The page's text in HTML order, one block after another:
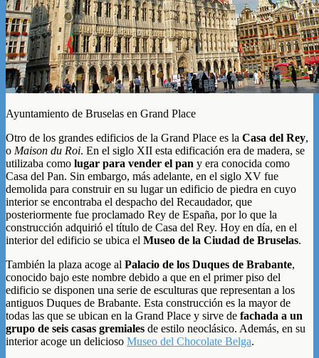
Ayuntamiento de Bruselas en Grand Place
Otro de los grandes edificios de la Grand Place es la Casa del Rey,
o Maison du Roi. En el siglo XII esta edificación era de madera, se
utilizaba como lugar para vender el pan y era conocida como
Casa del Pan. Sin embargo, más adelante, en el siglo XV fue
demolida para construir en su lugar un edificio de piedra en cuyo
interior se encontraba el despacho del Recaudador, que
posteriormente fue proclamado Rey de España, por lo que la
construcción adquirió el título de Casa del Rey. Hoy en día, en el
interior del edificio se ubica el Museo de la Ciudad de Bruselas.
También la plaza acoge al Palacio de los Duques de Brabante,
conocido bajo este nombre debido a que en el primer piso del
edificio se disponen una serie de esculturas que representan a los
antiguos Duques de Brabante. Esta construcción es la mayor de
todas las que se ubican en la Grand Place y sirve de fachada a un
grupo de seis casas gremiales de estilo neoclásico. Además, en su
interior acoge un delicioso Museo del Chocolate Belga.